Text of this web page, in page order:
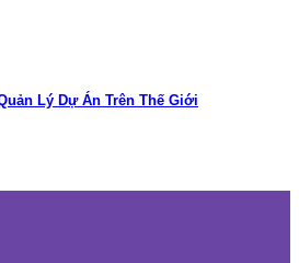
Lý Dự Án Trên Thế Giới